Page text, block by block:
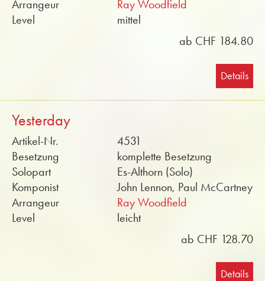
Arrangeur
Ray Woodfield
Level
mittel
ab CHF 184.80
Details
Yesterday
Artikel-Nr.
4531
Besetzung
komplette Besetzung
Solopart
Es-Althorn (Solo)
Komponist
John Lennon, Paul McCartney
Arrangeur
Ray Woodfield
Level
leicht
ab CHF 128.70
Details